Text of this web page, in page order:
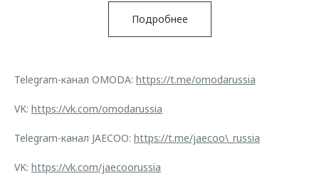
Подробнее
Telegram-канал OMODA: https://t.me/omodarussia
VK: https://vk.com/omodarussia
Telegram-канал JAECOO: https://t.me/jaecoo\_russia
VK: https://vk.com/jaecoorussia